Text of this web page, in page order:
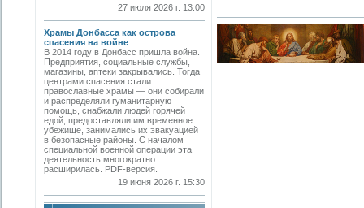
27 июля 2026 г. 13:00
Храмы Донбасса как острова
спасения на войне
В 2014 году в Донбасс пришла война.
Предприятия, социальные службы,
магазины, аптеки закрывались. Тогда
центрами спасения стали
православные храмы — они собирали
и распределяли гуманитарную
помощь, снабжали людей горячей
едой, предоставляли им временное
убежище, занимались их эвакуацией
в безопасные районы. С началом
специальной военной операции эта
деятельность многократно
расширилась. PDF-версия.
19 июня 2026 г. 15:30